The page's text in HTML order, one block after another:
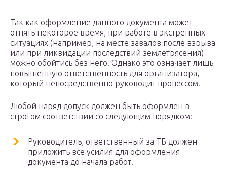
Так как оформление данного документа может
отнять некоторое время, при работе в экстренных
ситуациях (например, на месте завалов после взрыва
или при ликвидации последствий землетрясения)
можно обойтись без него. Однако это означает лишь
повышенную ответственность для организатора,
который непосредственно руководит процессом.
Любой наряд допуск должен быть оформлен в
строгом соответствии со следующим порядком:
Руководитель, ответственный за ТБ должен
приложить все усилия для оформления
документа до начала работ.